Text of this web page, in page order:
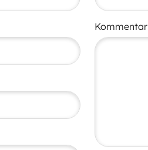
Kommentar